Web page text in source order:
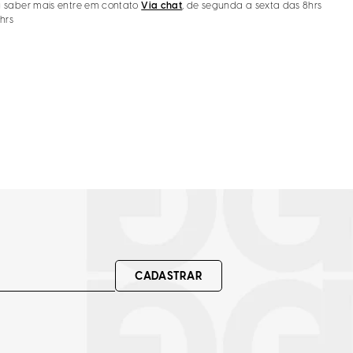
saber mais entre em contatoVia chat, de segunda a sexta das 8hrs
CADASTRAR